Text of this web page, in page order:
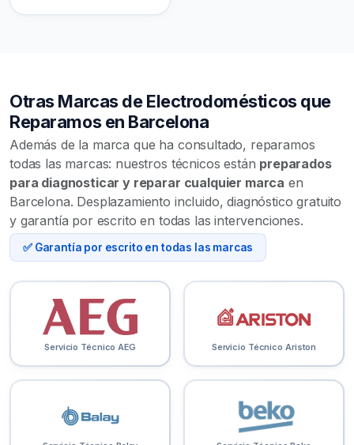
Otras Marcas de Electrodomésticos que
Reparamos en Barcelona
Además de la marca que ha consultado, reparamos
todas las marcas: nuestros técnicos están preparados
para diagnosticar y reparar cualquier marca en
Barcelona. Desplazamiento incluido, diagnóstico gratuito
y garantía por escrito en todas las intervenciones.
✅ Garantía por escrito en todas las marcas
Servicio Técnico AEG Servicio Técnico Ariston